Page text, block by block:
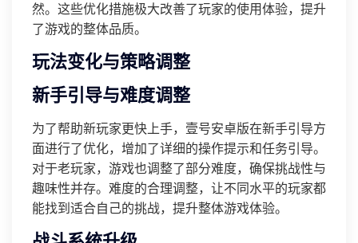
然。这些优化措施极大改善了玩家的使用体验，提升
了游戏的整体品质。
玩法变化与策略调整
新手引导与难度调整
为了帮助新玩家更快上手，壹号安卓版在新手引导方
面进行了优化，增加了详细的操作提示和任务引导。
对于老玩家，游戏也调整了部分难度，确保挑战性与
趣味性并存。难度的合理调整，让不同水平的玩家都
能找到适合自己的挑战，提升整体游戏体验。